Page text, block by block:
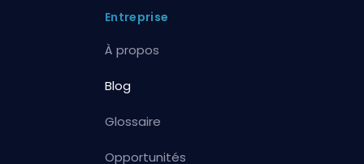
Entreprise
À propos
Blog
Glossaire
Opportunités